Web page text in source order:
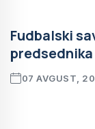
Fudbalski
07 AVGUST,